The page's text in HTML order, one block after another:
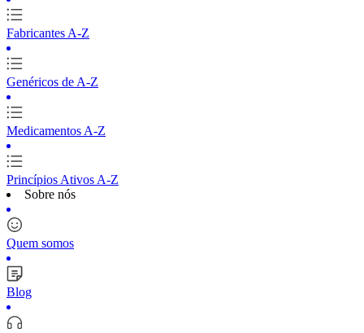
Fabricantes A-Z
Genéricos de A-Z
Medicamentos A-Z
Princípios Ativos A-Z
Sobre nós
Quem somos
Blog